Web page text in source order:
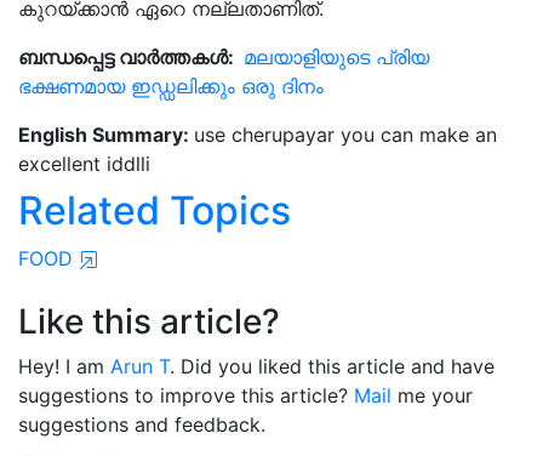
കുറയ്ക്കാന്‍ ഏറെ നല്ലതാണിത്.
ബന്ധപ്പെട്ട വാർത്തകൾ: മലയാളിയുടെ പ്രിയ
ഭക്ഷണമായ ഇഡ്ഡലിക്കും ഒരു ദിനം
English Summary: use cherupayar you can make an
excellent iddlli
Related Topics
FOOD
Like this article?
Hey! I am Arun T. Did you liked this article and have
suggestions to improve this article? Mail me your
suggestions and feedback.